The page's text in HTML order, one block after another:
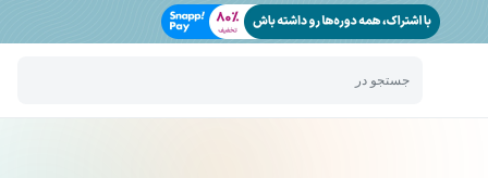
جستجو در